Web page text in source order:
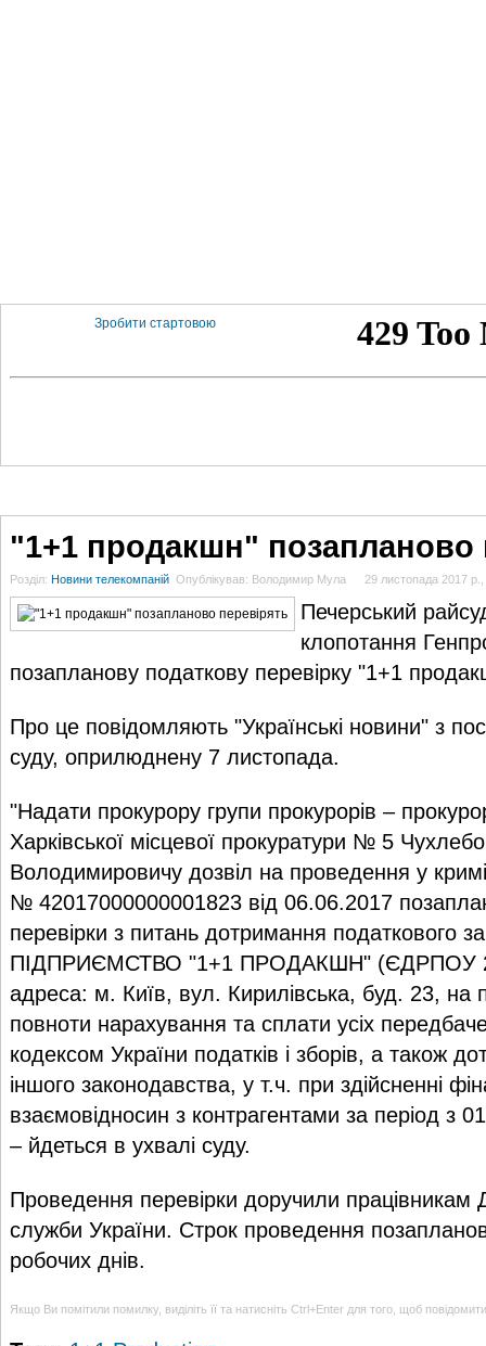
Зробити стартовою
"1+1 продакшн" позапланово
Розділ: Новини телекомпаній Опублікував: Володимир Мула 29 листопада 2017
Печерський
клопотання
позапланову податкову перевірку "1+1
Про це повідомляють "Українські новини" з
суду, оприлюднену 7 листопада.
"Надати прокурору групи прокурорів –
Харківської місцевої прокуратури № 5
Володимировичу дозвіл на проведення у
№ 42017000000001823 від 06.06.2017
перевірки з питань дотримання податкового
ПІДПРИЄМСТВО "1+1 ПРОДАКШН" (ЄДРПОУ
адреса: м. Київ, вул. Кирилівська, буд. 23, на
повноти нарахування та сплати усіх
кодексом України податків і зборів, а також
іншого законодавства, у т.ч. при здійсненні
взаємовідносин з контрагентами за період з
– йдеться в ухвалі суду.
Проведення перевірки доручили працівникам
служби України. Строк проведення
робочих днів.
Якщо Ви помітили помилку, виділіть її та натисніть Ctrl+Enter для того, щоб